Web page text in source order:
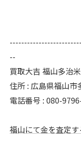
--
買取大吉 福山多治
住所 : 広島県福山市
電話番号 : 080-
福山にて金を査定